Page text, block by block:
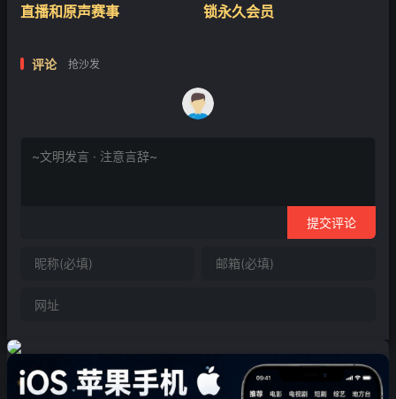
直播和原声赛事
锁永久会员
评论 抢沙发
提交评论